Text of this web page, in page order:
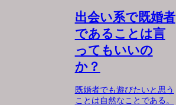
出会い系で既婚者
であることは言
ってもいいの
か？
既婚者でも遊びたいと思う
ことは自然なことである。